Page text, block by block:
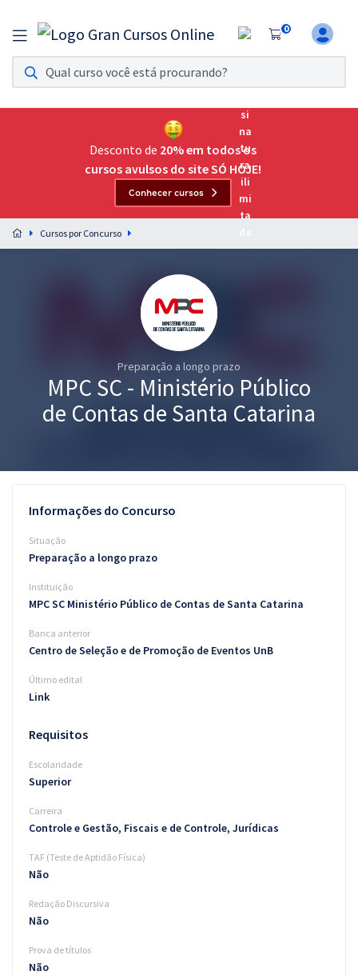
0
Assinatura Ilimitada 11
Acesso a todos os cursos. Teste grátis por 7 dias!
Assinatura OAB Até Passar
Acesso ilimitado a toda preparação para o Exame da
Preparação completa e intensiva para as principais
residências em saúde do Brasil
Graduação
Conteúdo gratuito
Blog
Desconto de 20% em todos os
cursos avulsos do site SÓ HOJE!
Conhecer cursos
Cursos por Concurso
Preparação a longo prazo
MPC SC - Ministério Público
de Contas de Santa Catarina
Informações do Concurso
Situação
Preparação a longo prazo
Instituição
MPC SC Ministério Público de Contas de Santa Catarina
Banca anterior
Centro de Seleção e de Promoção de Eventos UnB
Último edital
Link
Requisitos
Escolaridade
Superior
Carreira
Controle e Gestão, Fiscais e de Controle, Jurídicas
TAF (Teste de Aptidão Física)
Não
Redação Discursiva
Não
Prova de títulos
Não